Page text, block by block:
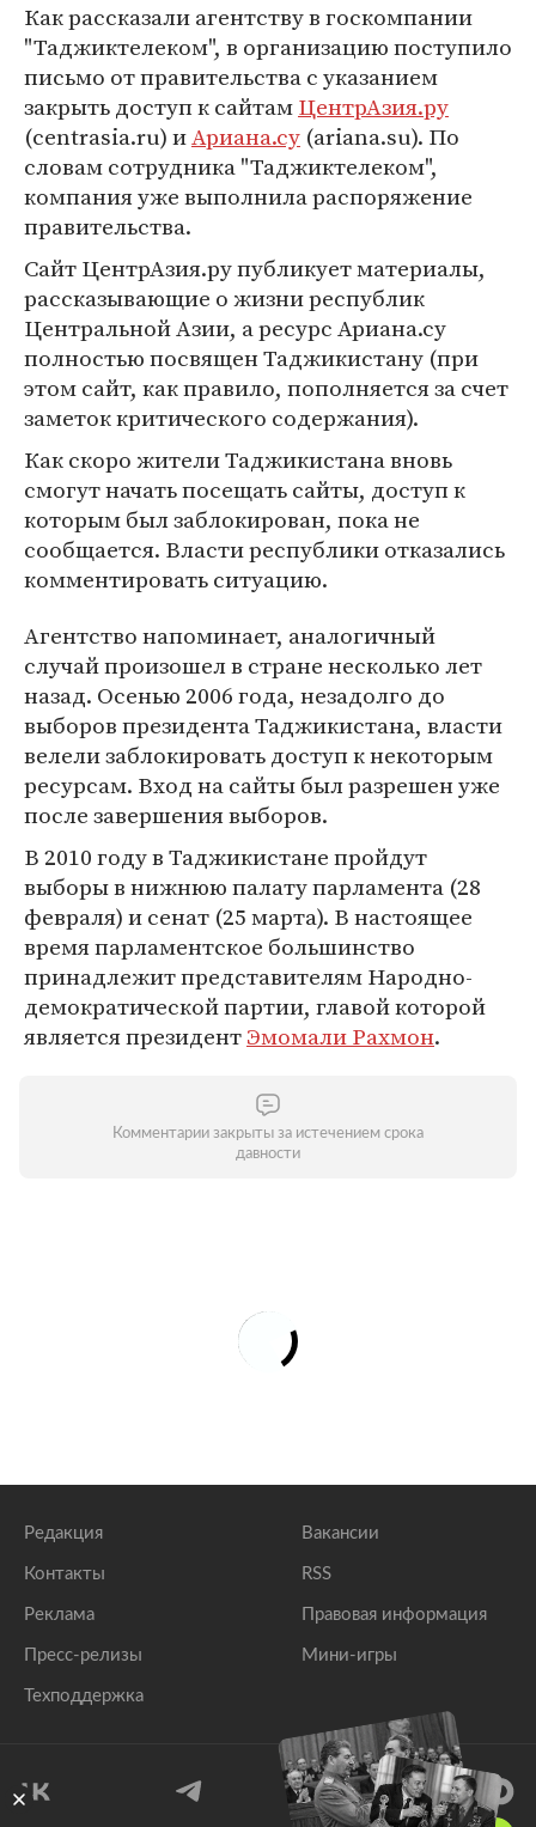
Как рассказали агентству в госкомпании
"Таджиктелеком", в организацию поступило
письмо от правительства с указанием
закрыть доступ к сайтамЦентрАзия.ру
(centrasia.ru) иАриана.су (ariana.su). По
словам сотрудника "Таджиктелеком",
компания уже выполнила распоряжение
правительства.
Сайт ЦентрАзия.ру публикует материалы,
рассказывающие о жизни республик
Центральной Азии, а ресурс Ариана.су
полностью посвящен Таджикистану (при
этом сайт, как правило, пополняется за счет
заметок критического содержания).
Как скоро жители Таджикистана вновь
смогут начать посещать сайты, доступ к
которым был заблокирован, пока не
сообщается. Власти республики отказались
комментировать ситуацию.
Агентство напоминает, аналогичный
случай произошел в стране несколько лет
назад. Осенью 2006 года, незадолго до
выборов президента Таджикистана, власти
велели заблокировать доступ к некоторым
ресурсам. Вход на сайты был разрешен уже
после завершения выборов.
В 2010 году в Таджикистане пройдут
выборы в нижнюю палату парламента (28
февраля) и сенат (25 марта). В настоящее
время парламентское большинство
принадлежит представителям Народно-
демократической партии, главой которой
является президентЭмомали Рахмон.
Комментарии закрыты за истечением срока
давности
Редакция
Контакты
Реклама
Пресс-релизы
Техподдержка
Вакансии
RSS
Правовая информация
Мини-игры